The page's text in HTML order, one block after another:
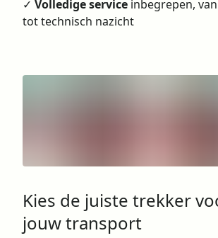
✓ Volledige service inbegrepen,
tot technisch nazicht
Kies de juiste trekker
jouw transport